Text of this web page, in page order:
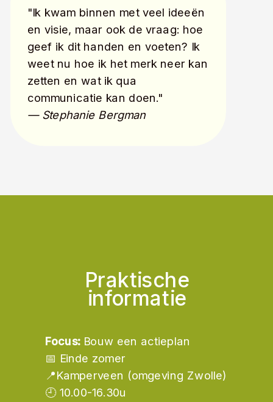
"Ik kwam binnen met veel ideeën
en visie, maar ook de vraag: hoe
geef ik dit handen en voeten? Ik
weet nu hoe ik het merk neer kan
zetten en wat ik qua
communicatie kan doen."
— Stephanie Bergman
Focus:Bouw een actieplan
📅 Einde zomer
📍Kamperveen (omgeving Zwolle)
🕘 10.00-16.30u
Praktische
informatie